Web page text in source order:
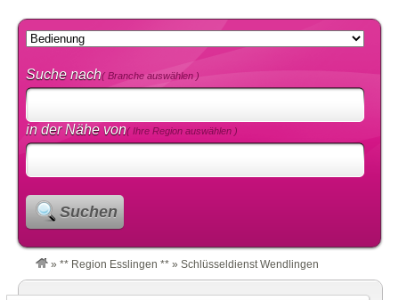
Suche nach( Branche auswählen )
in der Nähe von( Ihre Region auswählen )
Suchen
» ** Region Esslingen ** » Schlüsseldienst Wendlingen